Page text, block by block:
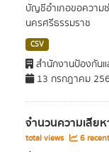
บัญชีอำเภอขอความ
นครศรีธรรมราช
CSV
สำนักงานป้องกัน
13 กรกฎาคม
จำนวนความเสีย
total views
6